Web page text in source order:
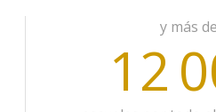
y más de
12